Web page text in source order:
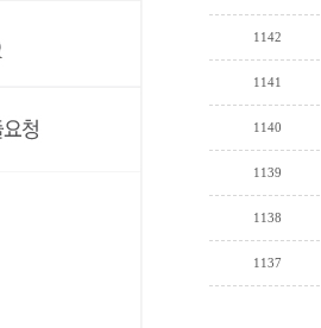
1142
1141
1140
1139
1138
1137